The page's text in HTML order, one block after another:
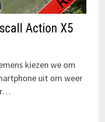
Action X5
kiezen we om
uit om weer